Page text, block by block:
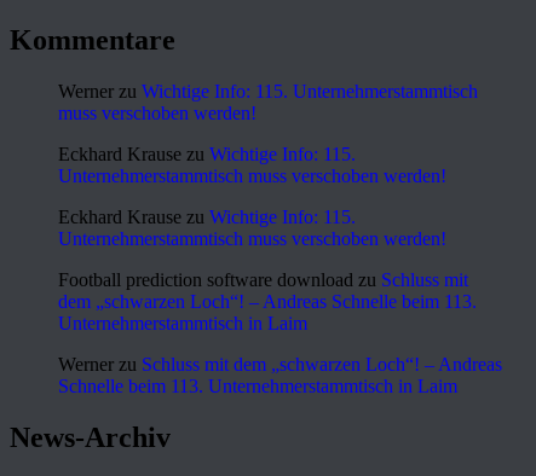
Kommentare
Werner zu Wichtige Info: 115. Unternehmerstammtisch
muss verschoben werden!
Eckhard Krause zu Wichtige Info: 115.
Unternehmerstammtisch muss verschoben werden!
Eckhard Krause zu Wichtige Info: 115.
Unternehmerstammtisch muss verschoben werden!
Football prediction software download zu Schluss mit
dem „schwarzen Loch“! – Andreas Schnelle beim 113.
Unternehmerstammtisch in Laim
Werner zu Schluss mit dem „schwarzen Loch“! – Andreas
Schnelle beim 113. Unternehmerstammtisch in Laim
News-Archiv